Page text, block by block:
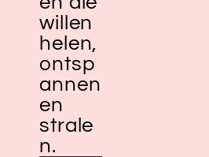
willen
helen,
ontsp
annen
en
strale
n.